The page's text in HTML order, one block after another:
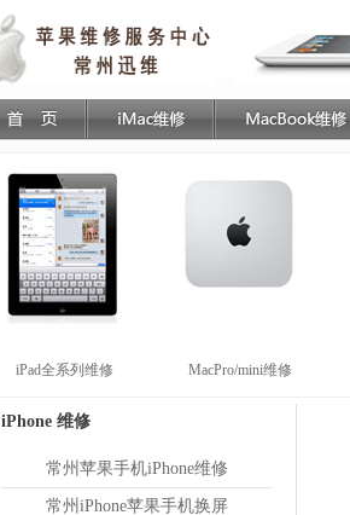
iPad全系列维修 MacPro/mini维修
iPhone 维修
常州苹果手机iPhone维修
常州iPhone苹果手机换屏